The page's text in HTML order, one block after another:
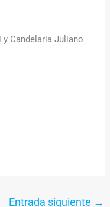
y Candelaria Juliano
Entrada siguiente →